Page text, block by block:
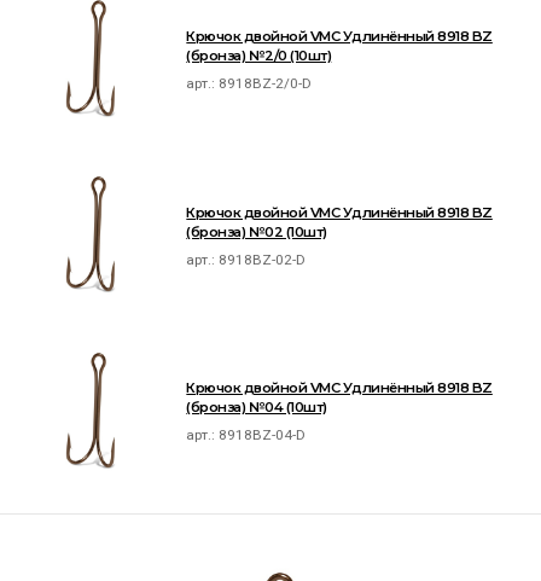
Крючок двойной VMC Удлинённый 8918 BZ
(бронза) №2/0 (10шт)
арт.: 8918BZ-2/0-D
Крючок двойной VMC Удлинённый 8918 BZ
(бронза) №02 (10шт)
арт.: 8918BZ-02-D
Крючок двойной VMC Удлинённый 8918 BZ
(бронза) №04 (10шт)
арт.: 8918BZ-04-D